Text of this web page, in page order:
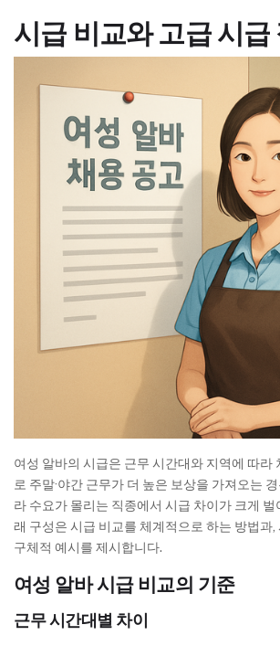
시급 비교와 고급 시급
여성 알바의 시급은 근무 시간대와 지역에 따라
로 주말·야간 근무가 더 높은 보상을 가져오는
라 수요가 몰리는 직종에서 시급 차이가 크게
래 구성은 시급 비교를 체계적으로 하는 방법과,
구체적 예시를 제시합니다.
여성 알바 시급 비교의 기준
근무 시간대별 차이